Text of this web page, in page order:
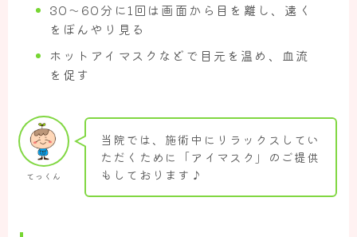
30〜60分に1回は画面から目を離し、遠く
をぼんやり見る
ホットアイマスクなどで目元を温め、血流
を促す
てっくん
当院では、施術中にリラックスしてい
ただくために「アイマスク」のご提供
もしております♪